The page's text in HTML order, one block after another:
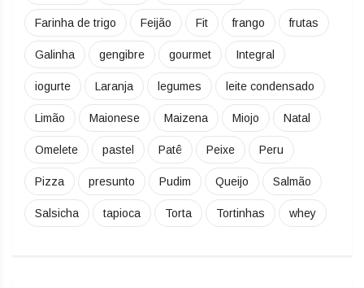
Farinha de trigo Feijão Fit frango frutas
Galinha gengibre gourmet Integral
iogurte Laranja legumes leite condensado
Limão Maionese Maizena Miojo Natal
Omelete pastel Patê Peixe Peru
Pizza presunto Pudim Queijo Salmão
Salsicha tapioca Torta Tortinhas whey